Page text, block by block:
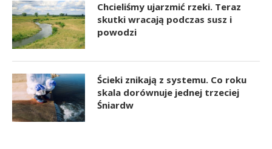
Chcieliśmy ujarzmić rzeki. Teraz
skutki wracają podczas susz i
powodzi
Ścieki znikają z systemu. Co roku
skala dorównuje jednej trzeciej
Śniardw